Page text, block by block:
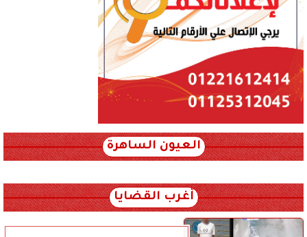
العيون الساهرة
أغرب القضايا